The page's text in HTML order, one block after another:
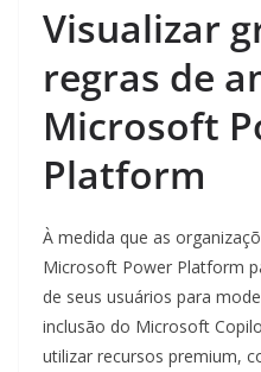
Visualizar
regras de
Microsoft
Platform
À medida que as
Microsoft Power Platform
de seus usuários para
inclusão do Microsoft
utilizar recursos premium,